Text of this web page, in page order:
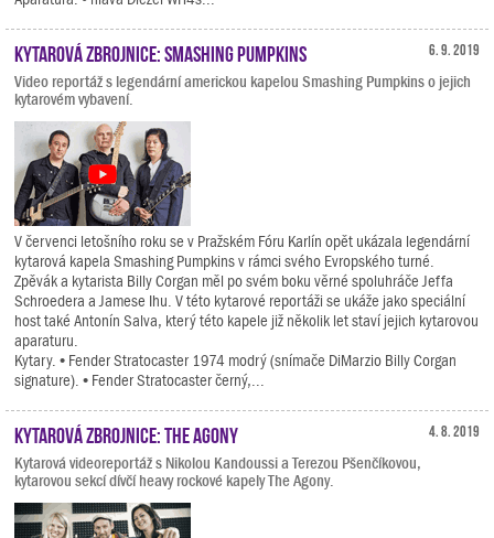
6. 9. 2019
Kytarová zbrojnice: Smashing Pumpkins
Video reportáž s legendární americkou kapelou Smashing Pumpkins o jejich
kytarovém vybavení.
V červenci letošního roku se v Pražském Fóru Karlín opět ukázala legendární
kytarová kapela Smashing Pumpkins v rámci svého Evropského turné.
Zpěvák a kytarista Billy Corgan měl po svém boku věrné spoluhráče Jeffa
Schroedera a Jamese Ihu. V této kytarové reportáži se ukáže jako speciální
host také Antonín Salva, který této kapele již několik let staví jejich kytarovou
aparaturu.
Kytary. • Fender Stratocaster 1974 modrý (snímače DiMarzio Billy Corgan
signature). • Fender Stratocaster černý,...
4. 8. 2019
Kytarová zbrojnice: The Agony
Kytarová videoreportáž s Nikolou Kandoussi a Terezou Pšenčíkovou,
kytarovou sekcí dívčí heavy rockové kapely The Agony.